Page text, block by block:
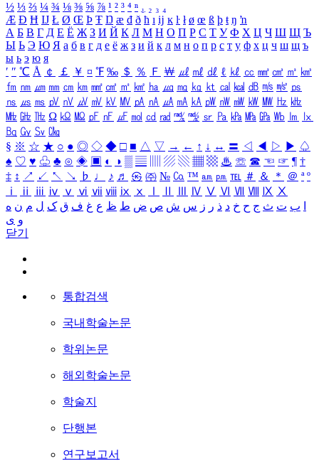
½ ⅓ ⅔ ¼ ¾ ⅛ ⅜ ⅝ ⅞ ¹ ² ³ ⁴ ⁿ ₁ ₂ ₃ ₄
Æ Ð Ħ Ĳ Ł Ø Œ Þ Ŧ Ŋ æ đ ð ħ ı ĳ ĸ ŀ ł ø œ ß þ ŧ ŋ ŉ
А Б В Г Д Е Ё Ж З И Й К Л М Н О П Р С Т У Ф Х Ц Ч Ш Щ Ъ
Ы Ь Э Ю Я а б в г д е ё ж з и й к л м н о п р с т у ф х ц ч ш щ ъ
ы ь э ю я
′ ″ ℃ Å ￠ ￡ ￥ ¤ ℉ ‰ ＄ ％ Ｆ ￦ ㎕ ㎖ ㎗ ℓ ㎘ ㏄ ㎣ ㎤ ㎥ ㎦
㎙ ㎚ ㎛ ㎜ ㎝ ㎞ ㎟ ㎠ ㎡ ㎢ ㏊ ㎍ ㎎ ㎏ ㏏ ㎈ ㎉ ㏈ ㎧ ㎨ ㎰
㎱ ㎲ ㎳ ㎴ ㎵ ㎶ ㎷ ㎸ ㎹ ㎀ ㎁ ㎂ ㎃ ㎄ ㎺ ㎻ ㎽ ㎾ ㎿ ㎐ ㎑
㎒ ㎓ ㎔ Ω ㏀ ㏁ ㎊ ㎋ ㎌ ㏖ ㏅ ㎭ ㎮ ㎯ ㏛ ㎩ ㎪ ㎫ ㎬ ㏝ ㏐
㏓
㏃ ㏉ ㏜ ㏆
§ ※ ☆ ★ ○ ● ◎ ◇ ◆ □ ■ △ ▽ → ← ↑ ↓ ↔ 〓 ◁ ◀ ▷ ▶ ♤
♠ ♡ ♥ ♧ ♣ ⊙ ◈ ▣ ◐ ◑ ▒ ▤ ▨ ▧ ▦ ▩ ♨ ☏ ☎ ☜ ☞ ¶ †
‡ ↕ ↗ ↙ ↖ ↘ ♭ ♩ ♪ ♬ ㉿ ㈜ № ㏇ ™ ㏂ ㏘ ℡ ＃ ＆ ＊ ＠ ª º
ⅰ
ⅱ ⅲ ⅳ ⅴ ⅵ ⅶ ⅷ ⅸ ⅹ Ⅳ Ⅴ Ⅵ Ⅶ Ⅷ Ⅸ Ⅹ
ب ت ث ج ح خ د ذ ر ز س ش ص ض ط ظ ع غ ف ق ک ل م ن ه
و ی
닫기
통합검색
국내학술논문
학위논문
해외학술논문
학술지
단행본
연구보고서